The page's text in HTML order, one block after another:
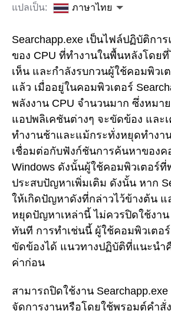
แปลเป็น: ภาษาไทย
Searchapp.exe เป็นไฟล์ปฏิบัติกา
ของ CPU ที่ทำงานในพื้นหลังโดยที่
เห็น และกำลังรบกวนผู้ใช้คอมพิวเ
แล้ว เมื่ออยู่ในคอมพิวเตอร์
พลังงาน CPU จำนวนมาก ซึ่งหมา
แอปพลิเคชันต่างๆ จะขัดข้อง และเ
ทำงานช้าและแม้กระทั่งหยุดทำงา
เชื่อมต่อกับฟังก์ชันการค้นหาของค
Windows ดังนั้นผู้ใช้คอมพิวเตอร์
ประสบปัญหาเพิ่มเติม ดังนั้น หาก
ให้เกิดปัญหาดังที่กล่าวไว้ข้างต้น
หยุดปัญหาเหล่านี้ ไม่ควรปิดใช้งาน
ทันที การทำเช่นนี้ ผู้ใช้คอมพิวเตอ
ขัดข้องได้ แนวทางปฏิบัติที่แนะนำ
ค่าก่อน
สามารถปิดใช้งาน
จัดการงานหรือโดยใช้พรอมต์คำสั่